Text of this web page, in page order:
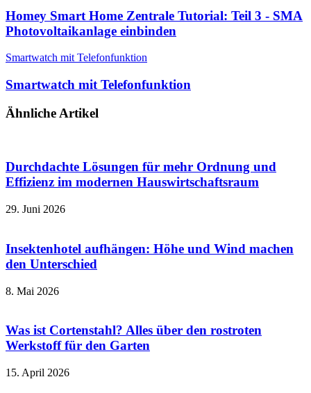
Homey Smart Home Zentrale Tutorial: Teil 3 - SMA
Photovoltaikanlage einbinden
Smartwatch mit Telefonfunktion
Smartwatch mit Telefonfunktion
Ähnliche Artikel
Durchdachte Lösungen für mehr Ordnung und
Effizienz im modernen Hauswirtschaftsraum
29. Juni 2026
Insektenhotel aufhängen: Höhe und Wind machen
den Unterschied
8. Mai 2026
Was ist Cortenstahl? Alles über den rostroten
Werkstoff für den Garten
15. April 2026